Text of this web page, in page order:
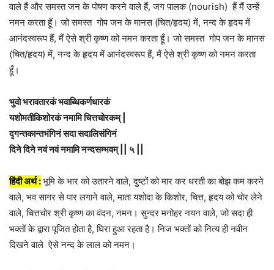
वाले हैं और समस्त जन के पोषण करने वाले हैं, जग पालक (nourish) हैं मैं उन्हें
नमन करता हूँ। जो समस्त गोप जन के मानस (चित/हृदय) में, नन्द के हृदय में
आनंदस्वरूप हैं, मैं ऐसे श्री कृष्ण को नमन करता हूँ। जो समस्त गोप जन के मानस
(चित/हृदय) में, नन्द के हृदय में आनंदस्वरूप हैं, मैं ऐसे श्री कृष्ण को नमन करता
हूँ।
भुवो भरावतारकं भवाब्धिकर्णधारकं
यशोमतीकिशोरकं नमामि चित्तचोरकम् |
दृगन्तकान्तभंगिनं सदा सदालिसंगिनं
दिने दिने नवं नवं नमामि नन्दसम्भवम् || ५ ||
हिंदी अर्थ :भूमि के भार को उतारने वाले, दुष्टों को मार कर धरती का बोझ कम करने
वाले, भव सागर से पार लगाने वाले, माता यशोदा के किशोर, चित्त, हृदय को चोर लेने
वाले, चित्तचोर श्री कृष्ण का वंदन, नमन। सुन्दर मनोहर नयन वाले, जो सदा ही
भक्तों के द्वारा पूजित होता है, घिरा हुआ रहता है। निज भक्तों को नित्य ही नवीन
दिखने वाले ऐसे नन्द के लाल को नमन।